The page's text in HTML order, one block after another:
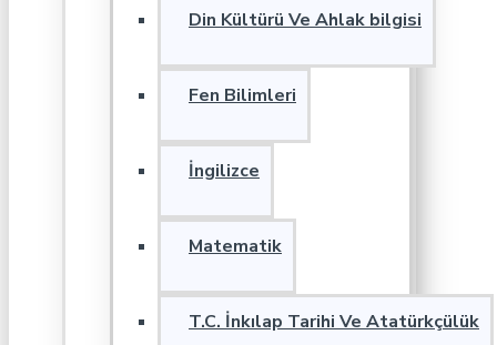
Din Kültürü Ve Ahlak bilgisi
Fen Bilimleri
İngilizce
Matematik
T.C. İnkılap Tarihi Ve Atatürkçülük